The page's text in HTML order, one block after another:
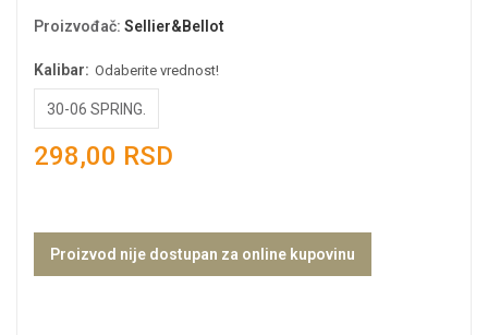
Proizvođač: Sellier&Bellot
Kalibar: Odaberite vrednost!
30-06 SPRING.
298,00 RSD
Proizvod nije dostupan za online kupovinu